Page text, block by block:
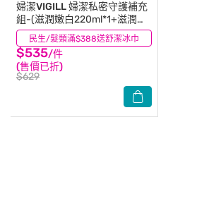
民生/髮類滿$388送舒潔冰巾
婦潔VIGILL婦潔私密守護補充
組-(滋潤嫩白220ml*1+滋潤嫩
白補充包180ml*1)
$535/件
(售價已折)
$629
(9)